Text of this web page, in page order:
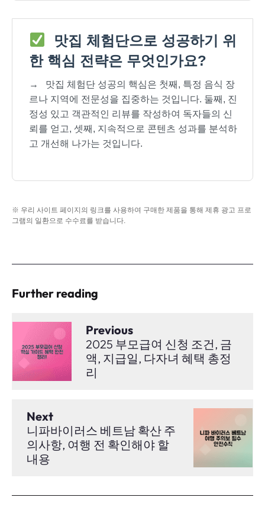
맛집 체험단으로 성공하기 위
한 핵심 전략은 무엇인가요?
→
맛집 체험단 성공의 핵심은 첫째, 특정 음식 장
르나 지역에 전문성을 집중하는 것입니다. 둘째, 진
정성 있고 객관적인 리뷰를 작성하여 독자들의 신
뢰를 얻고, 셋째, 지속적으로 콘텐츠 성과를 분석하
고 개선해 나가는 것입니다.
※ 우리 사이트 페이지의 링크를 사용하여 구매한 제품을 통해 제휴 광고 프로
그램의 일환으로 수수료를 받습니다.
Further reading
Previous
2025 부모급여 신청 조건, 금
액, 지급일, 다자녀 혜택 총정
리
Next
니파바이러스 베트남 확산 주
의사항, 여행 전 확인해야 할
내용